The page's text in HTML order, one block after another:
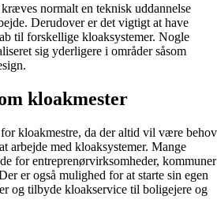
normalt en teknisk uddannelse
Derudover er det vigtigt at have
til forskellige kloaksystemer. Nogle
sig yderligere i områder såsom
kloakmester
kloakmestre, da der altid vil være behov
arbejde med kloaksystemer. Mange
for entreprenørvirksomheder, kommuner
er også mulighed for at starte sin egen
og tilbyde kloakservice til boligejere og